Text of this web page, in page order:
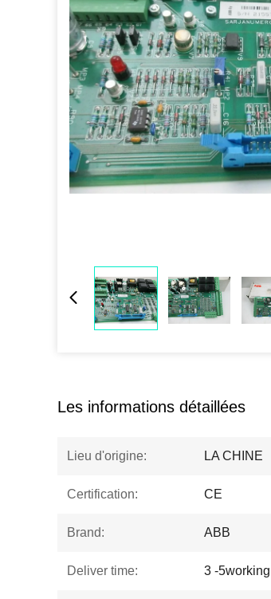
Les informations détaillées
Lieu d'origine: LA CHINE
Certification: CE
Brand: ABB
Deliver time: 3 -